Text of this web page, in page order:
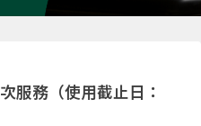
次服務（使用截止日：